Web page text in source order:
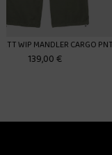
CARHARTT WIP